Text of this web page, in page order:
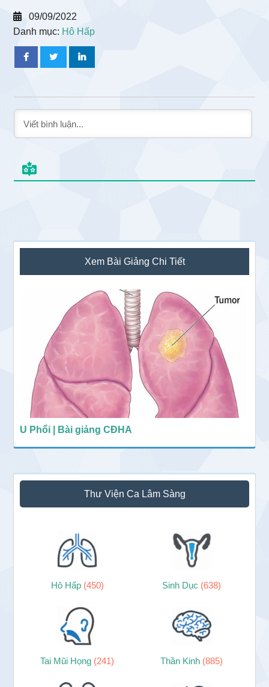
09/09/2022
Danh mục: Hô Hấp
Sidebar
chính
Xem Bài Giảng Chi Tiết
U Phổi | Bài giảng CĐHA
Thư Viện Ca Lâm Sàng
Hô Hấp (450) Sinh Dục (638)
Tai Mũi Họng (241) Thần Kinh (885)